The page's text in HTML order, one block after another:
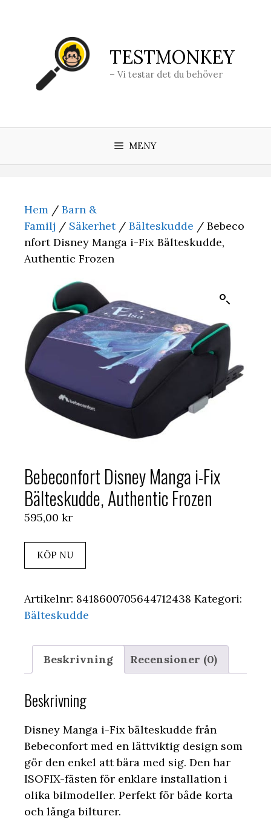
TESTMONKEY
– Vi testar det du behöver
MENY
Hem / Barn &
Familj / Säkerhet/ Bälteskudde / Bebeco
nfort Disney Manga i-Fix Bälteskudde,
Authentic Frozen
Bebeconfort Disney Manga i-Fix
Bälteskudde, Authentic Frozen
595,00 kr
KÖP NU
Artikelnr: 8418600705644712438 Kategori:
Bälteskudde
Beskrivning Recensioner (0)
Beskrivning
Disney Manga i-Fix bälteskudde från
Bebeconfort med en lättviktig design som
gör den enkel att bära med sig. Den har
ISOFIX-fästen för enklare installation i
olika bilmodeller. Perfekt för både korta
och långa bilturer.